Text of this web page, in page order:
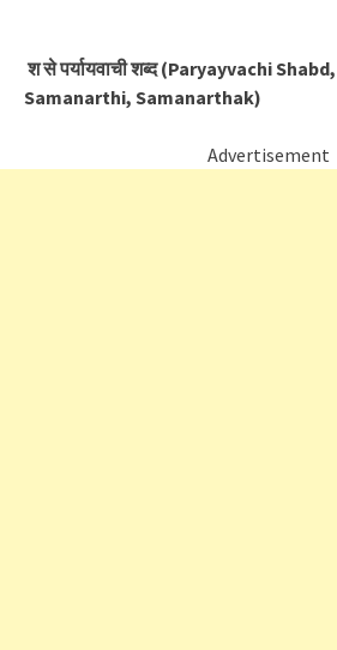
श से पर्यायवाची शब्द (Paryayvachi
Samanarthi, Samanarthak)
Advertisement